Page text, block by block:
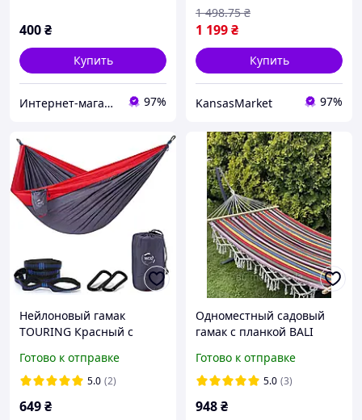
400₴
Купить
Интернет-магазин "TRENAZHERY" 97%
1 199₴
1 498.75 ₴
Купить
KansasMarket 97%
Нейлоновый гамак
TOURING Красный с
Planetsport
Готово к отправке
5.0 (2)
649₴
Одноместный садовый
гамак с планкой BALI
WCG Shopik
Готово к отправке
5.0 (3)
948₴